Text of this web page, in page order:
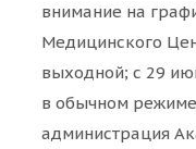
внимание на
Медицинского
выходной; с 29
в обычном
администрация